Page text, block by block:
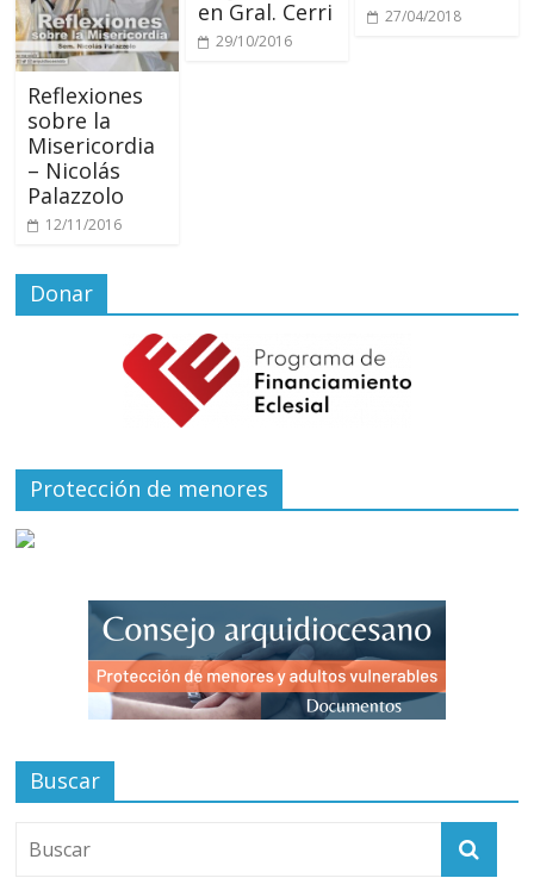
Reflexiones
sobre la
Misericordia
– Nicolás
Palazzolo
12/11/2016
en Gral. Cerri
29/10/2016
27/04/2018
Donar
Protección de menores
Buscar